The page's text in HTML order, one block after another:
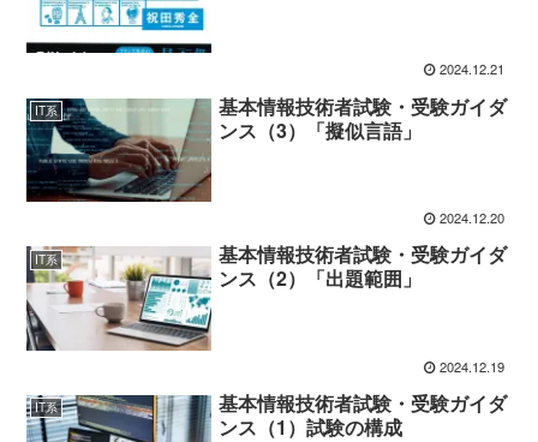
2024.12.21
IT系
基本情報技術者試験・受験ガイダ
ンス（3）「擬似言語」
2024.12.20
IT系
基本情報技術者試験・受験ガイダ
ンス（2）「出題範囲」
2024.12.19
IT系
基本情報技術者試験・受験ガイダ
ンス（1）試験の構成